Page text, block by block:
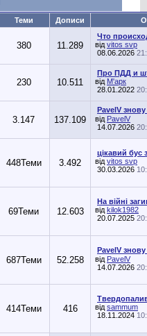
Теми Дописи
380 11.289
Что
від vitos svp
08.06.2026
230 10.511
Про ПДД и
від М'арк
28.01.2022
3.147 137.109
PavelV
від PavelV
14.07.2026
448Теми 3.492
цікавий бус
від vitos svp
30.03.2026
69Теми 12.603
На війні
від kilok1982
20.07.2025
687Теми 52.258
PavelV
від PavelV
14.07.2026
414Теми 416
від sammum
18.11.2024